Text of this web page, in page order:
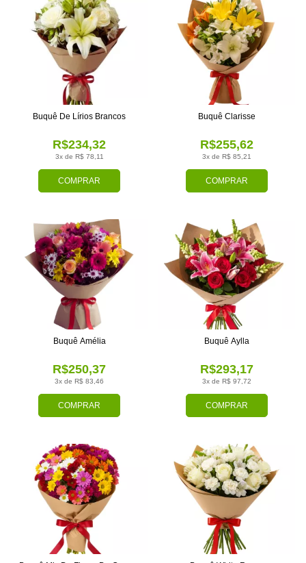
COMPRAR
3x de R$ 78,11
R$234,32
Buquê De Lírios Brancos
COMPRAR
3x de R$ 85,21
R$255,62
Buquê Clarisse
COMPRAR
3x de R$ 83,46
R$250,37
Buquê Amélia
COMPRAR
3x de R$ 97,72
R$293,17
Buquê Aylla